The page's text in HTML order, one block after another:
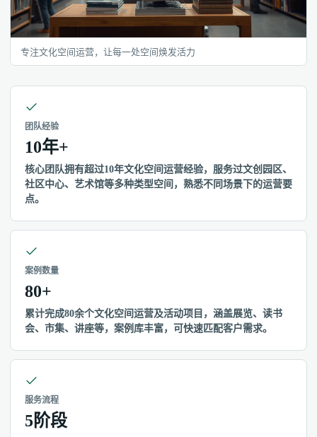
专注文化空间运营，让每一处空间焕发活力
团队经验
10年+
核心团队拥有超过10年文化空间运营经验，服务过文创园区、
社区中心、艺术馆等多种类型空间，熟悉不同场景下的运营要
点。
案例数量
80+
累计完成80余个文化空间运营及活动项目，涵盖展览、读书
会、市集、讲座等，案例库丰富，可快速匹配客户需求。
服务流程
5阶段